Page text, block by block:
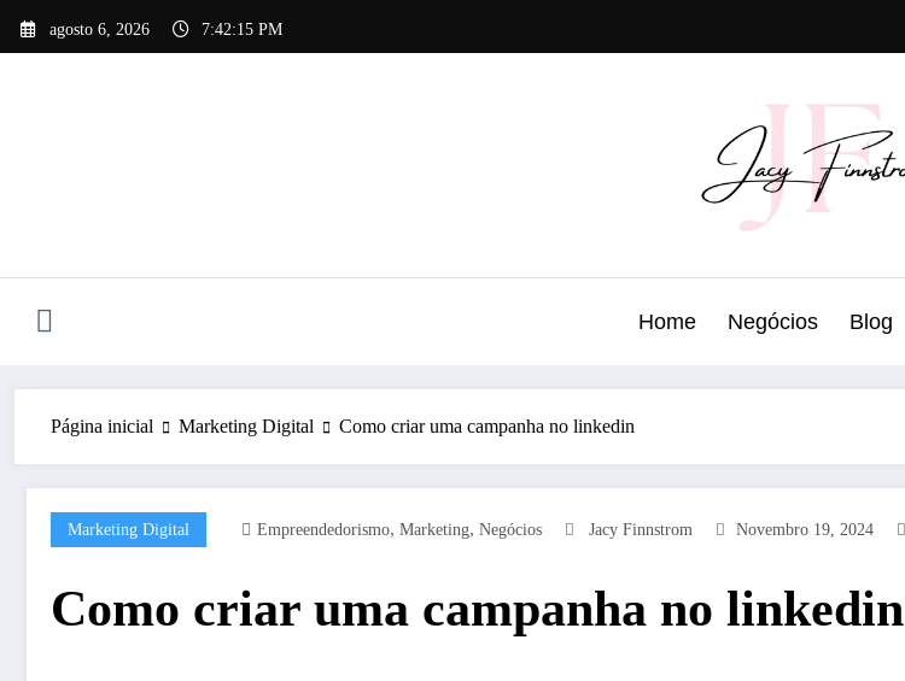
para
agosto 6, 2026 7:42:16 PM
Home Negócios Blog
Página inicial Marketing Digital Como criar uma campanha no linkedin
Marketing Digital Empreendedorismo, Marketing, Negócios Jacy Finnstrom Novembro 19, 2024
Como criar uma campanha no linkedin